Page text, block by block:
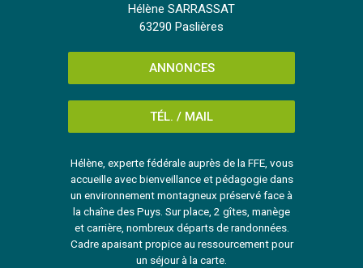
Hélène SARRASSAT
63290 Paslières
ANNONCES
TÉL. / MAIL
Hélène, experte fédérale auprès de la FFE, vous
accueille avec bienveillance et pédagogie dans
un environnement montagneux préservé face à
la chaîne des Puys. Sur place, 2 gîtes, manège
et carrière, nombreux départs de randonnées.
Cadre apaisant propice au ressourcement pour
un séjour à la carte.